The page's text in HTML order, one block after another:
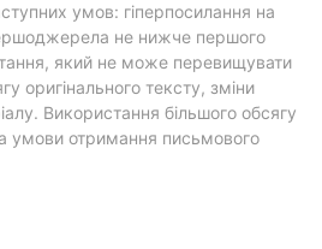
умов: гіперпосилання на
не нижче першого
який не може перевищувати
оригінального тексту, зміни
Використання більшого обсягу
умови отримання письмового